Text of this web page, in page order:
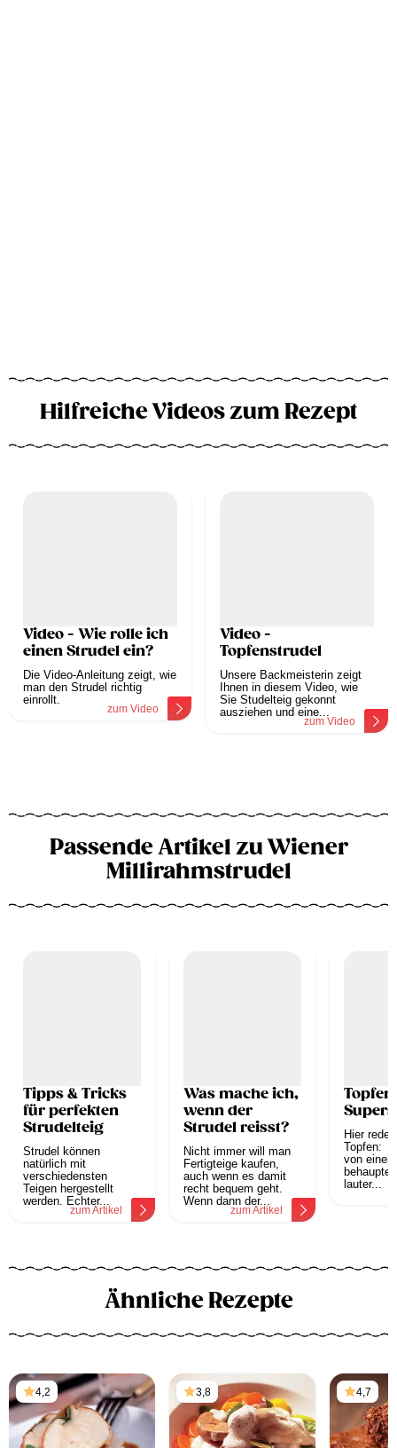
Hilfreiche Videos zum Rezept
Video - Wie rolle ich
einen Strudel ein?
Die Video-Anleitung zeigt, wie
man den Strudel richtig
einrollt.
zum Video
Video -
Topfenstrudel
Unsere Backmeisterin zeigt
Ihnen in diesem Video, wie
Sie Studelteig gekonnt
ausziehen und eine...
zum Video
Passende Artikel zu Wiener
Millirahmstrudel
Tipps & Tricks
für perfekten
Strudelteig
Strudel können
natürlich mit
verschiedensten
Teigen hergestellt
werden. Echter...
zum Artikel
Was mache ich,
wenn der
Strudel reisst?
Nicht immer will man
Fertigteige kaufen,
auch wenn es damit
recht bequem geht.
Wenn dann der...
zum Artikel
Hier
Topfen:
von
lauter...
Ähnliche Rezepte
4,2 3,8 4,7